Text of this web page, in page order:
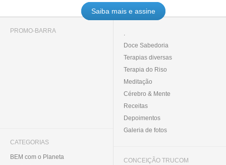
Saiba mais e assine
PROMO-BARRA
CATEGORIAS
BEM com o Planeta
.
Doce Sabedoria
Terapias diversas
Terapia do Riso
Meditação
Cérebro & Mente
Receitas
Depoimentos
Galeria de fotos
CONCEIÇÃO TRUCOM